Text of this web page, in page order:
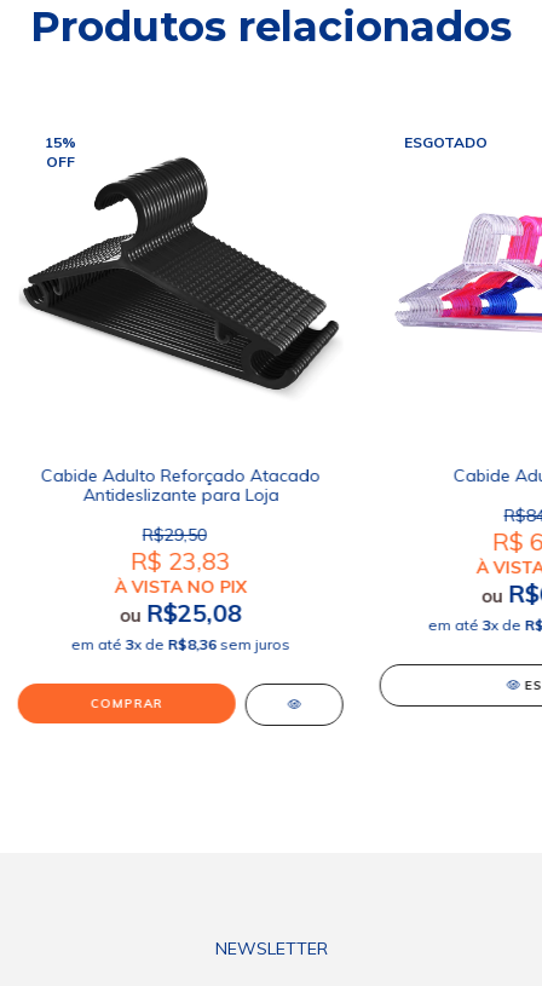
Produtos relacionados
15%
OFF
Cabide Adulto Reforçado Atacado
Antideslizante para Loja
R$29,50
R$ 23,83
À VISTA NO PIX
ou R$25,08
em até3x de R$8,36sem juros
COMPRAR
ESGOTADO
Cabide
R$
À
ou
em até3x de
NEWSLETTER